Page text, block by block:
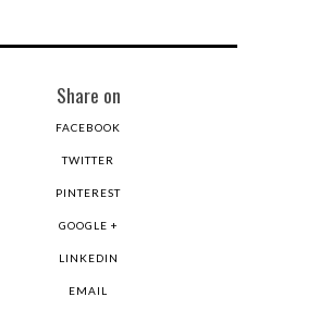
Share on
FACEBOOK
TWITTER
PINTEREST
GOOGLE +
LINKEDIN
EMAIL